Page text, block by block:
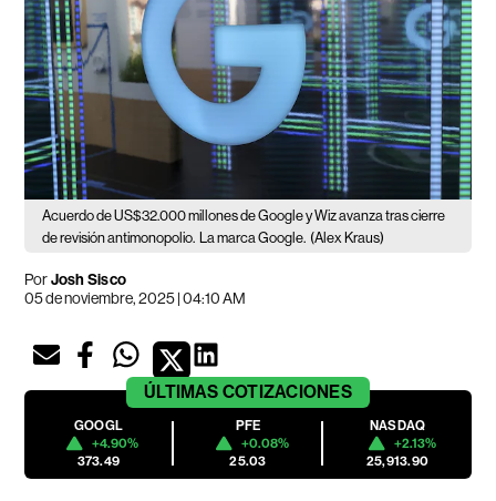
Acuerdo de US$32.000 millones de Google y Wiz avanza tras cierre
de revisión antimonopolio.
La marca Google. (Alex Kraus)
PorJosh Sisco
05 de noviembre, 2025 | 04:10 AM
ÚLTIMAS COTIZACIONES
GOOGL
+4.90%
373.49
PFE
+0.08%
25.03
NASDAQ
+2.13%
25,913.90